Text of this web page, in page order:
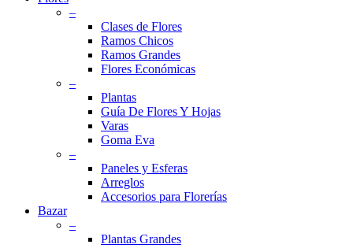
–
Clases de Flores
Ramos Chicos
Ramos Grandes
Flores Económicas
–
Plantas
Guía De Flores Y Hojas
Varas
Goma Eva
–
Paneles y Esferas
Arreglos
Accesorios para Florerías
Bazar
–
Plantas Grandes